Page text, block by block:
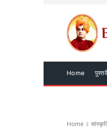
Home
Home